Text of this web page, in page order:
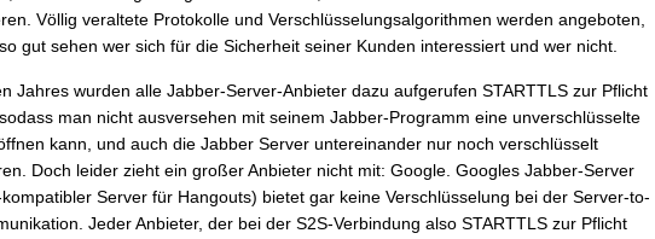
Völlig veraltete Protokolle und Verschlüsselungsalgorithmen werden angeboten,
gut sehen wer sich für die Sicherheit seiner Kunden interessiert und wer nicht.
Jahres wurden alle Jabber-Server-Anbieter dazu aufgerufen STARTTLS zur Pflicht
man nicht ausversehen mit seinem Jabber-Programm eine unverschlüsselte
kann, und auch die Jabber Server untereinander nur noch verschlüsselt
Doch leider zieht ein großer Anbieter nicht mit: Google. Googles Jabber-Server
Server für Hangouts) bietet gar keine Verschlüsselung bei der Server-to-
Jeder Anbieter, der bei der S2S-Verbindung also STARTTLS zur Pflicht